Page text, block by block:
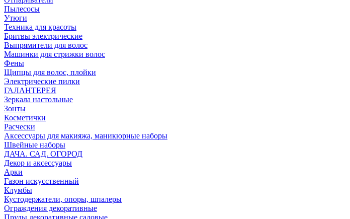
Пылесосы
Утюги
Техника для красоты
Бритвы электрические
Выпрямители для волос
Машинки для стрижки волос
Фены
Щипцы для волос, плойки
Электрические пилки
ГАЛАНТЕРЕЯ
Зеркала настольные
Зонты
Косметички
Расчески
Аксессуары для макияжа, маникюрные наборы
Швейные наборы
ДАЧА. САД. ОГОРОД
Декор и аксессуары
Арки
Газон искусственный
Клумбы
Кустодержатели, опоры, шпалеры
Ограждения декоративные
Пруды декоративные садовые